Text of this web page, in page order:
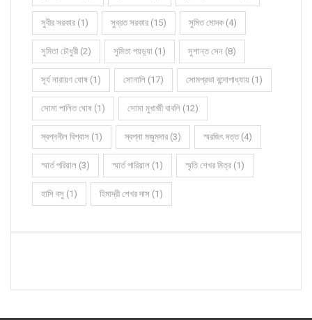
সুবীর সরকার (1) সুব্রত সরকার (15) সুমিত মোদক (4)
সুমিতা চৌধুরী (2) সুমিতা পয়ড়্যা (1) সুশান্ত সেন (8)
সূর্য নারায়ণ ঘোষ (1) সোনালি (17) সোমপ্রভা বন্দোপাধ্যায় (1)
সোমা পালিত ঘোষ (1) সোমা মুখার্জী বাবলি (12)
স্বপ্ননীল বিশ্বাস (1) স্বপ্না মজুমদার (3) স্মরজিৎ দত্ত (4)
স্মার্ত পরিয়াল (3) স্মার্ত পারিয়াল (1) স্মৃতি শেখর মিত্র (1)
হাসি বসু (1) হিমাদ্রী শেখর দাস (1)